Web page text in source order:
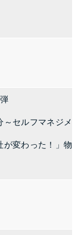
～セルフマネジメン
変わった！」物語